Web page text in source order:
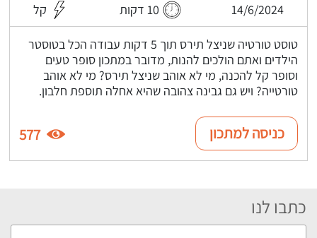
14/6/2024 10 דקות קל
טוסט טורטיה שניצל תירס תוך 5 דקות עבודה הכל בטוסטר
הילדים ואתם הולכים להנות, מדובר במתכון סופר טעים
וסופר קל להכנה, מי לא אוהב שניצל תירס? מי לא אוהב
טורטייה? ויש גם גבינה צהובה שהיא אחלה תוספת חלבון.
כניסה למתכון 577
כתבו לנו